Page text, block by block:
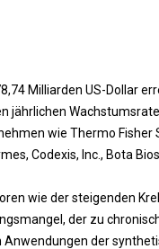
Milliarden US-Dollar
jährlichen
wie Thermo Fisher
Codexis, Inc., Bota
wie der steigenden
der zu
der